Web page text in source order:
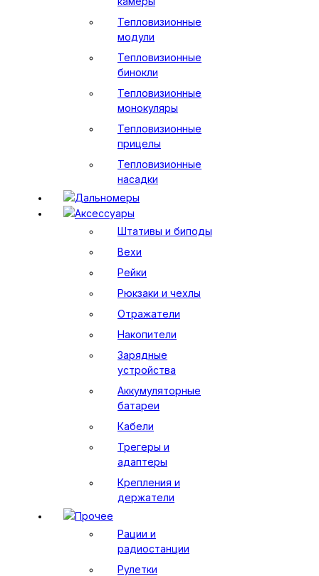
Тепловизионные
модули
Тепловизионные
бинокли
Тепловизионные
монокуляры
Тепловизионные
прицелы
Тепловизионные
насадки
Дальномеры
Аксессуары
Штативы и биподы
Вехи
Рейки
Рюкзаки и чехлы
Отражатели
Накопители
Зарядные
устройства
Аккумуляторные
батареи
Кабели
Трегеры и
адаптеры
Крепления и
держатели
Прочее
Рации и
радиостанции
Рулетки